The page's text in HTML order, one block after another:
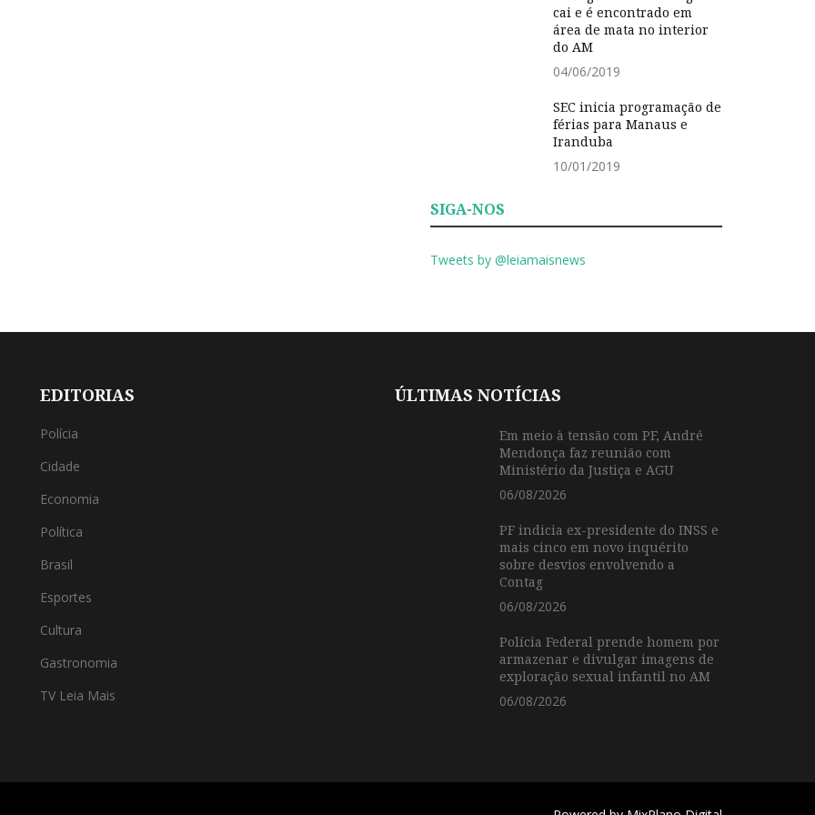
cai e é encontrado em
área de mata no interior
do AM
04/06/2019
SEC inicia programação de
férias para Manaus e
Iranduba
10/01/2019
SIGA-NOS
Tweets by @leiamaisnews
EDITORIAS
Polícia
Cidade
Economia
Política
Brasil
Esportes
Cultura
Gastronomia
TV Leia Mais
ÚLTIMAS NOTÍCIAS
Em meio à tensão com PF, André
Mendonça faz reunião com
Ministério da Justiça e AGU
06/08/2026
PF indicia ex-presidente do INSS e
mais cinco em novo inquérito
sobre desvios envolvendo a
Contag
06/08/2026
Polícia Federal prende homem por
armazenar e divulgar imagens de
exploração sexual infantil no AM
06/08/2026